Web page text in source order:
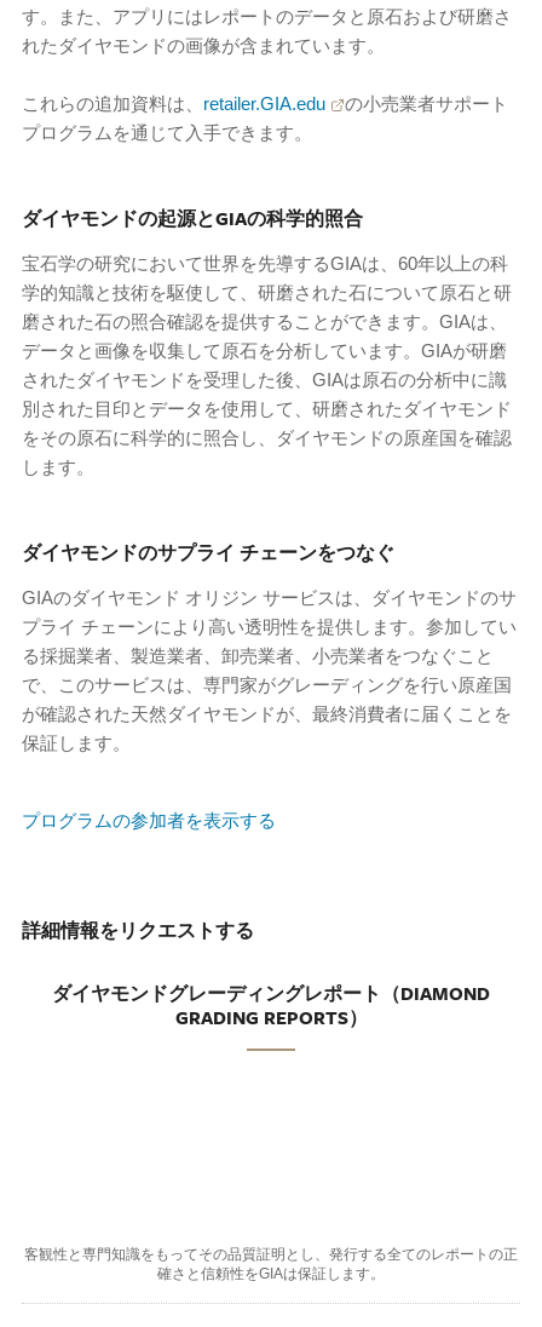
す。また、アプリにはレポートのデータと原石および研磨さ
れたダイヤモンドの画像が含まれています。
これらの追加資料は、 retailer.GIA.edu
の小売業者サポート
プログラムを通じて入手できます。
ダイヤモンドの起源とGIAの科学的照合
宝石学の研究において世界を先導するGIAは、60年以上の科
学的知識と技術を駆使して、研磨された石について原石と研
磨された石の照合確認を提供することができます。GIAは、
データと画像を収集して原石を分析しています。GIAが研磨
されたダイヤモンドを受理した後、GIAは原石の分析中に識
別された目印とデータを使用して、研磨されたダイヤモンド
をその原石に科学的に照合し、ダイヤモンドの原産国を確認
します。
ダイヤモンドのサプライ チェーンをつなぐ
GIAのダイヤモンド オリジン サービスは、ダイヤモンドのサ
プライ チェーンにより高い透明性を提供します。参加してい
る採掘業者、製造業者、卸売業者、小売業者をつなぐこと
で、このサービスは、専門家がグレーディングを行い原産国
が確認された天然ダイヤモンドが、最終消費者に届くことを
保証します。
プログラムの参加者を表示する
詳細情報をリクエストする
ダイヤモンドグレーディングレポート（DIAMOND
GRADING REPORTS）
客観性と専門知識をもってその品質証明とし、発行する全てのレポートの正
確さと信頼性をGIAは保証します。